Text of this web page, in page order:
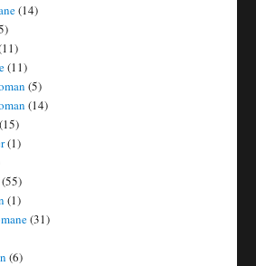
(14)
(11)
(5)
(14)
(15)
(1)
(55)
(1)
(31)
(6)